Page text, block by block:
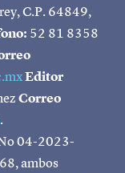
C.P. 64849,
52 81 8358
Editor
Correo
.
04-2023-
ambos